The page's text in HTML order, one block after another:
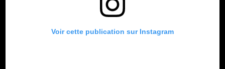
Voir cette publication sur Instagram